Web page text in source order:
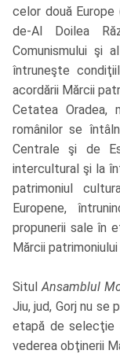
celor două
de-Al Doilea
Comunismului şi
întruneşte
acordării Mărcii
Cetatea Oradea,
românilor se
Centrale şi de
intercultural şi la
patrimoniul
Europene,
propunerii sale în
Mărcii patrimoniului
Situl Ansamblul
Jiu, jud, Gorj nu se
etapă de selecţie
vederea obţinerii